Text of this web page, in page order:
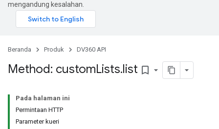
mengandung kesalahan.
Beranda Produk DV360 API
Method: customLists.list bookmark_border
Pada halaman ini
Permintaan HTTP
Parameter kueri